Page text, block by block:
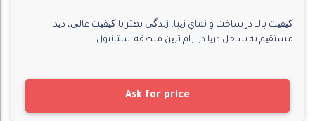
کیفیت بالا در ساخت و نماي زیبا، زندگی بهتر با کیفیت عالی، دید
مستقیم به ساحل دریا در آرام ترین منطقه استانبول.
Ask for price